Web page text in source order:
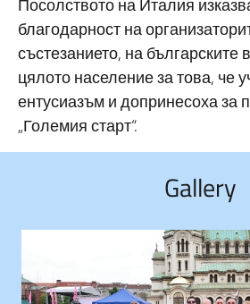
благодарност на
състезанието, на българските
цялото население за това, че
ентусиазъм и допринесоха за
„Големия старт“.
Gallery